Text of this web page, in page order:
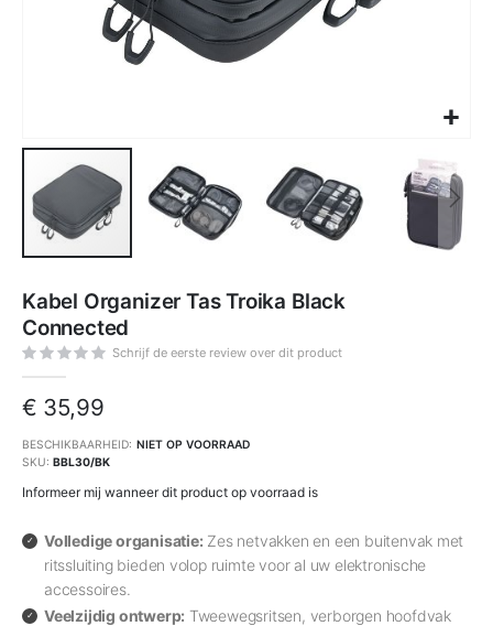
het
begin
van
de
afbeeldingen-
gallerij
Kabel Organizer Tas Troika Black
Connected
Schrijf de eerste review over dit product
€ 35,99
BESCHIKBAARHEID: NIET OP VOORRAAD
SKU BBL30/BK
Informeer mij wanneer dit product op voorraad is
Volledige organisatie: Zes netvakken en een buitenvak met
ritssluiting bieden volop ruimte voor al uw elektronische
accessoires.
Veelzijdig ontwerp: Tweewegsritsen, verborgen hoofdvak